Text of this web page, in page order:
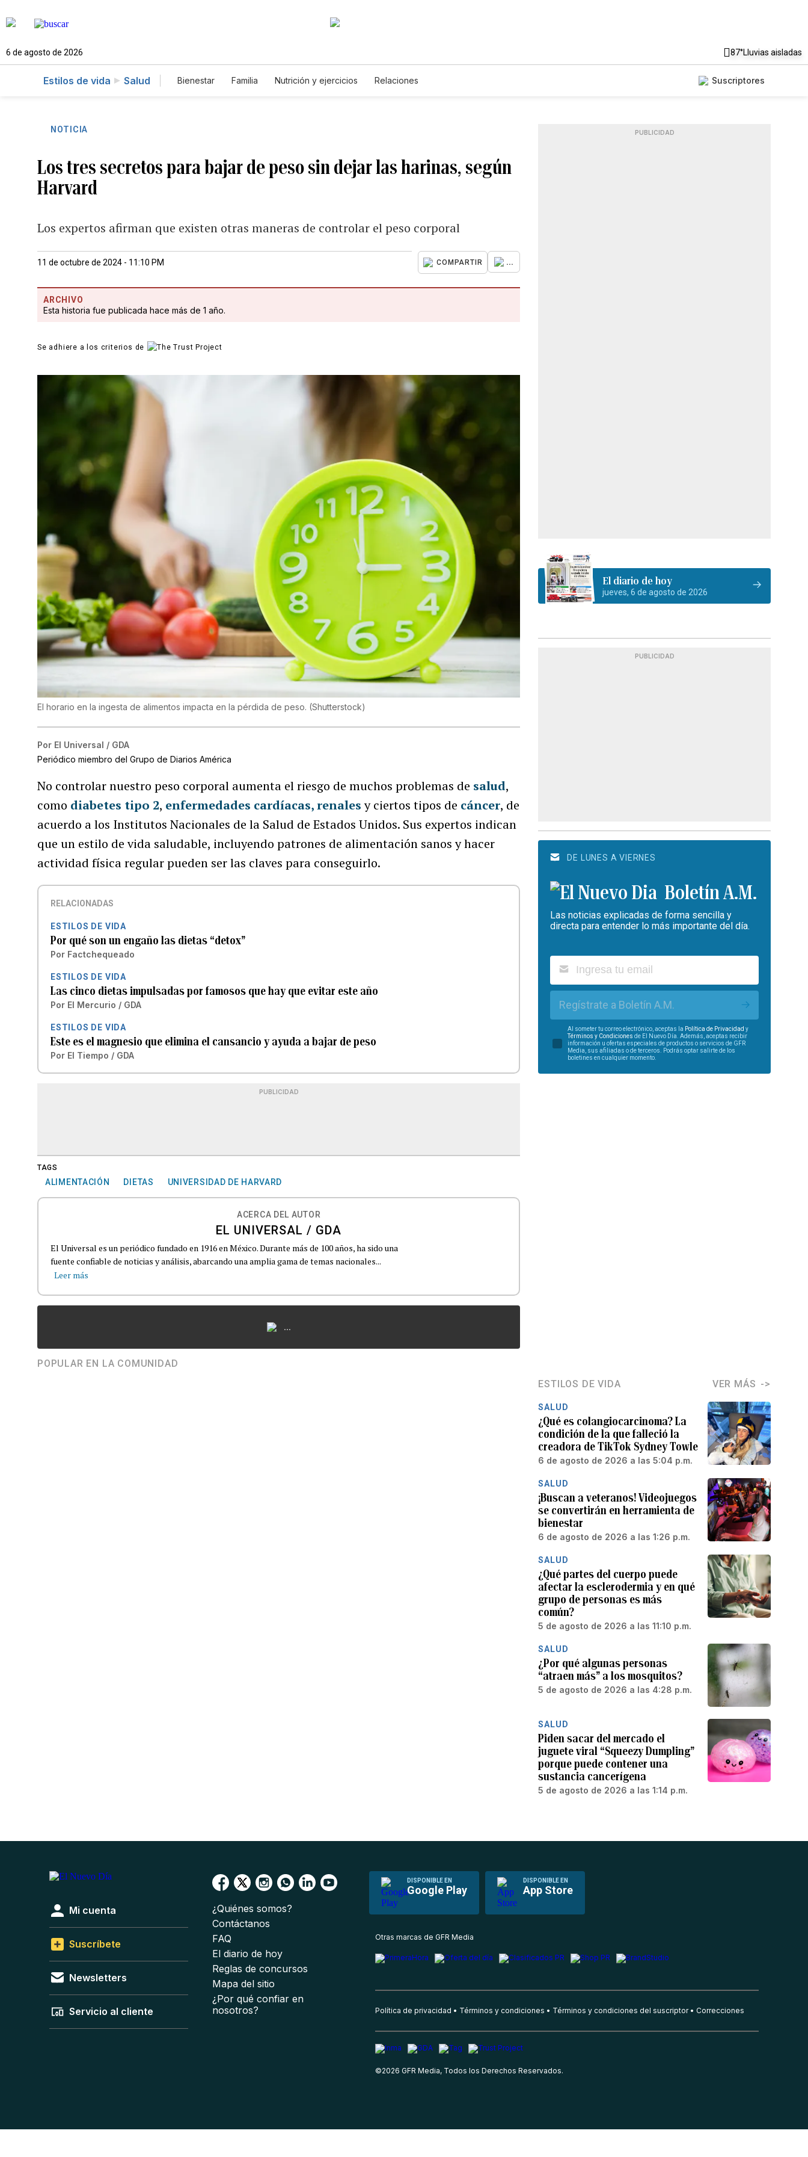
6 de agosto de 2026 87°Lluvias aisladas
Estilos de vida Salud Bienestar Familia Nutrición y ejercicios Relaciones Suscriptores
NOTICIA
Los tres secretos para bajar de peso sin dejar las harinas, según
Harvard
Los expertos afirman que existen otras maneras de controlar el peso corporal
11 de octubre de 2024 - 11:10 PM COMPARTIR ...
ARCHIVO
Esta historia fue publicada hace más de 1 año.
Se adhiere a los criterios de
El horario en la ingesta de alimentos impacta en la pérdida de peso. (Shutterstock)
Por El Universal / GDA
Periódico miembro del Grupo de Diarios América
No controlar nuestro peso corporal aumenta el riesgo de muchos problemas de salud,
como diabetes tipo 2, enfermedades cardíacas,renalesy ciertos tipos de cáncer, de
acuerdo a los Institutos Nacionales de la Salud de Estados Unidos. Sus expertos indican
que un estilo de vida saludable, incluyendo patrones de alimentación sanos y hacer
actividad física regular pueden ser las claves para conseguirlo.
RELACIONADAS
ESTILOS DE VIDA
Por qué son un engaño las dietas “detox”
Por Factchequeado
ESTILOS DE VIDA
Las cinco dietas impulsadas por famosos que hay que evitar este año
Por El Mercurio / GDA
ESTILOS DE VIDA
Este es el magnesio que elimina el cansancio y ayuda a bajar de peso
Por El Tiempo / GDA
PUBLICIDAD
TAGS
ALIMENTACIÓN DIETAS UNIVERSIDAD DE HARVARD
ACERCA DEL AUTOR
EL UNIVERSAL / GDA
El Universal es un periódico fundado en 1916 en México. Durante más de 100 años, ha sido una
fuente confiable de noticias y análisis, abarcando una amplia gama de temas nacionales...
Leer más
...
POPULAR EN LA COMUNIDAD
PUBLICIDAD
El diario de hoy
jueves, 6 de agosto de 2026
PUBLICIDAD
DE LUNES A VIERNES
Boletín A.M.
Las noticias explicadas de forma sencilla y
directa para entender lo más importante del día.
Regístrate a Boletín A.M.
Al someter tu correo electrónico, aceptas la Política de Privacidad y
Términos y Condiciones de El Nuevo Día. Además, aceptas recibir
información u ofertas especiales de productos o servicios de GFR
Media, sus afiliadas o de terceros. Podrás optar salirte de los
boletines en cualquier momento.
ESTILOS DE VIDA VER MÁS
SALUD
¿Qué es colangiocarcinoma? La
condición de la que falleció la
creadora de TikTok Sydney Towle
6 de agosto de 2026 a las 5:04 p.m.
SALUD
¡Buscan a veteranos! Videojuegos
se convertirán en herramienta de
bienestar
6 de agosto de 2026 a las 1:26 p.m.
SALUD
¿Qué partes del cuerpo puede
afectar la esclerodermia y en qué
grupo de personas es más
común?
5 de agosto de 2026 a las 11:10 p.m.
SALUD
¿Por qué algunas personas
“atraen más” a los mosquitos?
5 de agosto de 2026 a las 4:28 p.m.
SALUD
Piden sacar del mercado el
juguete viral “Squeezy Dumpling”
porque puede contener una
sustancia cancerígena
5 de agosto de 2026 a las 1:14 p.m.
DISPONIBLE EN
Google Play
DISPONIBLE EN
App Store
Mi cuenta
Suscríbete
Newsletters
Servicio al cliente
¿Quiénes somos?
Contáctanos
FAQ
El diario de hoy
Reglas de concursos
Mapa del sitio
¿Por qué confiar en
nosotros?
Otras marcas de GFR Media
Política de privacidad Términos y condiciones Términos y condiciones del suscriptor Correcciones
©2026 GFR Media, Todos los Derechos Reservados.